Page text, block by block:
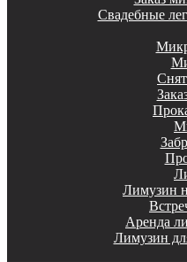
Свадебные
Лимузин
Аренда
Лимузин